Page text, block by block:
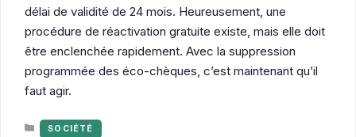
délai de validité de 24 mois. Heureusement, une
procédure de réactivation gratuite existe, mais elle doit
être enclenchée rapidement. Avec la suppression
programmée des éco-chèques, c’est maintenant qu’il
faut agir.
CATÉGORIES
SOCIÉTÉ